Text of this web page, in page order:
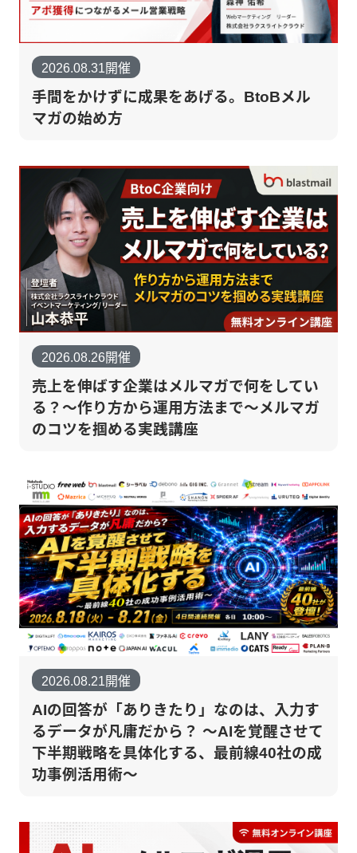
2026.08.31開催
手間をかけずに成果をあげる。BtoBメル
マガの始め方
2026.08.26開催
売上を伸ばす企業はメルマガで何をしてい
る？～作り方から運用方法まで～メルマガ
のコツを掴める実践講座
2026.08.21開催
AIの回答が「ありきたり」なのは、入力す
るデータが凡庸だから？ 〜AIを覚醒させて
下半期戦略を具体化する、最前線40社の成
功事例活用術〜